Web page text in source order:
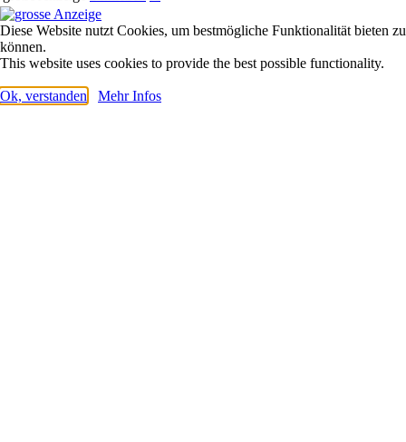
Diese Website nutzt Cookies, um bestmögliche Funktionalität bieten zu
können.
This website uses cookies to provide the best possible functionality.
Ok, verstanden Mehr Infos